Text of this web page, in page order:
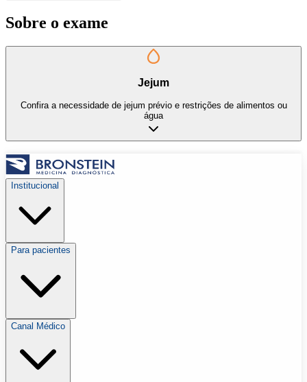
Sobre o exame
Jejum
Confira a necessidade de jejum prévio e restrições de alimentos ou
água
Institucional
Para pacientes
Canal Médico